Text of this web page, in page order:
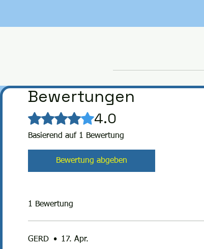
Bewertungen
Mit 4 von 5 Sternen bewertet.
4.0
Basierend auf 1 Bewertung
Bewertung abgeben
1 Bewertung
GERD • 17. Apr.